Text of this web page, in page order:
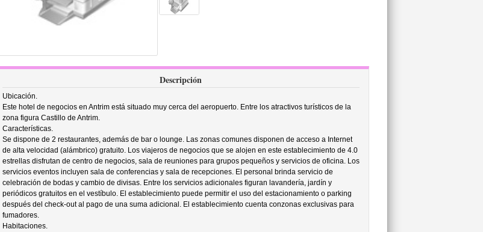
Descripción
Ubicación.
Este hotel de negocios en Antrim está situado muy cerca del aeropuerto. Entre los atractivos turísticos de la
zona figura Castillo de Antrim.
Características.
Se dispone de 2 restaurantes, además de bar o lounge. Las zonas comunes disponen de acceso a Internet
de alta velocidad (alámbrico) gratuito. Los viajeros de negocios que se alojen en este establecimiento de 4.0
estrellas disfrutan de centro de negocios, sala de reuniones para grupos pequeños y servicios de oficina. Los
servicios eventos incluyen sala de conferencias y sala de recepciones. El personal brinda servicio de
celebración de bodas y cambio de divisas. Entre los servicios adicionales figuran lavandería, jardín y
periódicos gratuitos en el vestíbulo. El establecimiento puede permitir el uso del estacionamiento o parking
después del check-out al pago de una suma adicional. El establecimiento cuenta conzonas exclusivas para
fumadores.
Habitaciones.